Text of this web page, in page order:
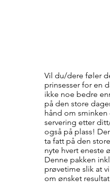
Vil du/dere føler
prinsesser for en
ikke noe bedre
på den store
hånd om
servering etter
også på plass!
ta fatt på den
nyte hvert eneste
Denne pakken
prøvetime slik at
om ønsket